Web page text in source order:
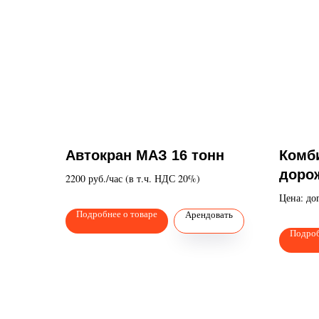
Автокран МАЗ 16 тонн
2200 руб./час (в т.ч. НДС 20%)
Подробнее о товаре Арендовать
МД-
Цена: